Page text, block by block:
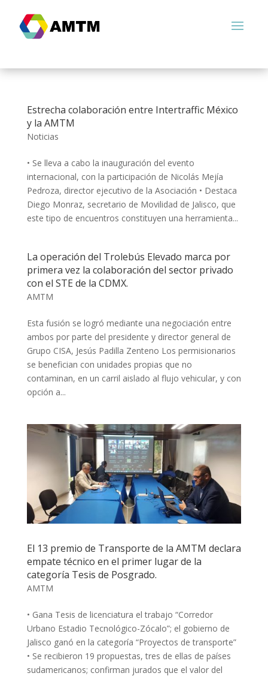
Estrecha colaboración entre Intertraffic México
y la AMTM
Noticias
• Se lleva a cabo la inauguración del evento
internacional, con la participación de Nicolás Mejía
Pedroza, director ejecutivo de la Asociación • Destaca
Diego Monraz, secretario de Movilidad de Jalisco, que
este tipo de encuentros constituyen una herramienta...
La operación del Trolebús Elevado marca por
primera vez la colaboración del sector privado
con el STE de la CDMX.
AMTM
Esta fusión se logró mediante una negociación entre
ambos por parte del presidente y director general de
Grupo CISA, Jesús Padilla Zenteno Los permisionarios
se benefician con unidades propias que no
contaminan, en un carril aislado al flujo vehicular, y con
opción a...
El 13 premio de Transporte de la AMTM declara
empate técnico en el primer lugar de la
categoría Tesis de Posgrado.
AMTM
• Gana Tesis de licenciatura el trabajo “Corredor
Urbano Estadio Tecnológico-Zócalo”; el gobierno de
Jalisco ganó en la categoría “Proyectos de transporte”
• Se recibieron 19 propuestas, tres de ellas de países
sudamericanos; confirman jurados que el valor del